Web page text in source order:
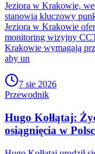
Jeziora w Krakowie,
stanowią kluczowy
Jeziora w Krakowie
monitoring wizyjny
Krakowie wymagają
aby un
7 sie 2026
Przewodnik
Hugo Kołłątaj:
osiągnięcia w